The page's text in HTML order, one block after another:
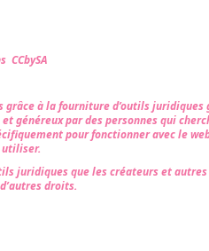
CCbySA
à la fourniture d’outils juridiques
généreux par des personnes qui
pour fonctionner avec le
utiliser.
juridiques que les créateurs et
droits.